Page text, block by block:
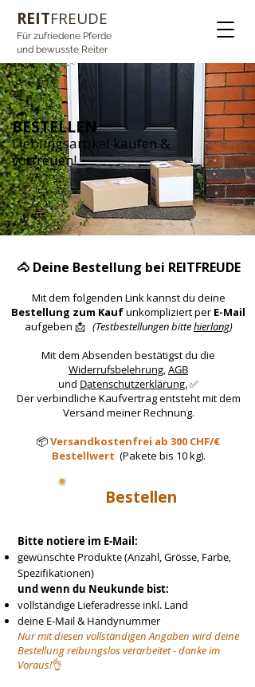
REITFREUDE
Für zufriedene Pferde
und bewusste Reiter
BESTELLEN
Lieblingsartikel kaufen &
vorfreuen!
🐴 Deine Bestellung bei REITFREUDE
Mit dem folgenden Link kannst du deine
Bestellung zum Kaufunkompliziert per E-Mail
aufgeben 📩 (Testbestellungen bittehierlang)
Mit dem Absenden bestätigst du die
Widerrufsbelehrung,AGB
und Datenschutzerklärung.✅
Der verbindliche Kaufvertrag entsteht mit dem
Versand meiner Rechnung.
📦Versandkostenfrei ab 300 CHF/€
Bestellwert (Pakete bis 10 kg).
Bestellen
Bitte notiere im E-Mail:
gewünschte Produkte (Anzahl, Grösse, Farbe,
Spezifikationen)
und wenn du Neukunde bist:
vollständige Lieferadresse inkl. Land
deine E-Mail & Handynummer
Nur mit diesen vollständigen Angaben wird deine
Bestellung reibungslos verarbeitet - danke im
Voraus!👌